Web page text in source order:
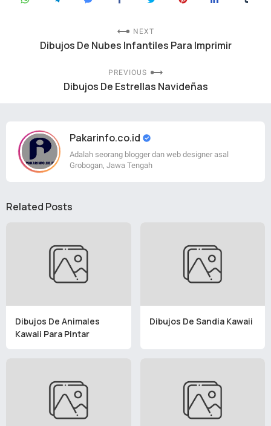
NEXT
Dibujos De Nubes Infantiles Para Imprimir
PREVIOUS
Dibujos De Estrellas Navideñas
Pakarinfo.co.id
Adalah seorang blogger dan web designer asal
Grobogan, Jawa Tengah
Related Posts
Dibujos De Animales
Kawaii Para Pintar
Dibujos De Sandía Kawaii